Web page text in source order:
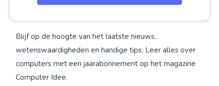
Blijf op de hoogte van het laatste nieuws,
wetenswaardigheden en handige tips. Leer alles over
computers met een jaarabonnement op het magazine
Computer Idee.